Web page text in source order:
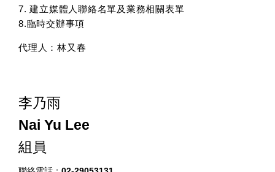
7. 建立媒體人聯絡名單及業務相關表單
8.臨時交辦事項
代理人： 林又春
李乃雨
Nai Yu Lee
組員